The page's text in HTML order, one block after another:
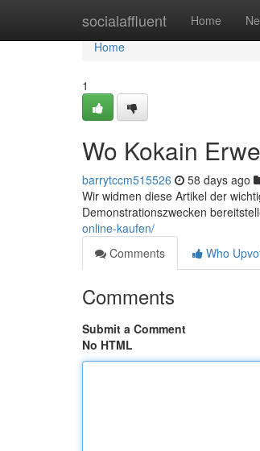
socialaffluent Home
Home
Home
1
Wo Kokain
barrytccm515526 58 days ago
Wir widmen diese Artikel der
Demonstrationszwecken
online-kaufen/
Comments
Who
Comments
Submit a Comment
No HTML